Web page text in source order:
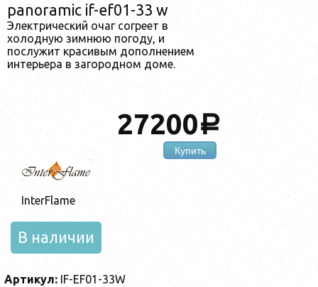
panoramic if-ef01-33 w
Электрический очаг согреет в
холодную зимнюю погоду, и
послужит красивым дополнением
интерьера в загородном доме.
27200a
Купить
InterFlame
В наличии
Артикул: IF-EF01-33W